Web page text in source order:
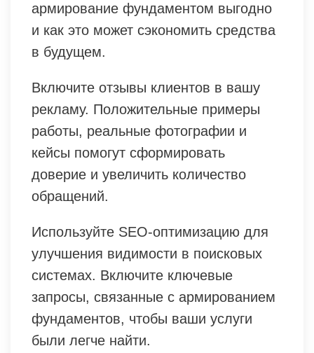
армирование фундаментом выгодно
и как это может сэкономить средства
в будущем.
Включите отзывы клиентов в вашу
рекламу. Положительные примеры
работы, реальные фотографии и
кейсы помогут сформировать
доверие и увеличить количество
обращений.
Используйте SEO-оптимизацию для
улучшения видимости в поисковых
системах. Включите ключевые
запросы, связанные с армированием
фундаментов, чтобы ваши услуги
были легче найти.